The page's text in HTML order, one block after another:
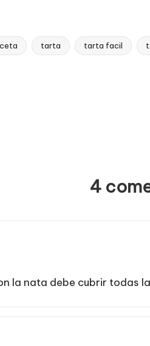
tarta tarta facil
4
la nata debe cubrir todas